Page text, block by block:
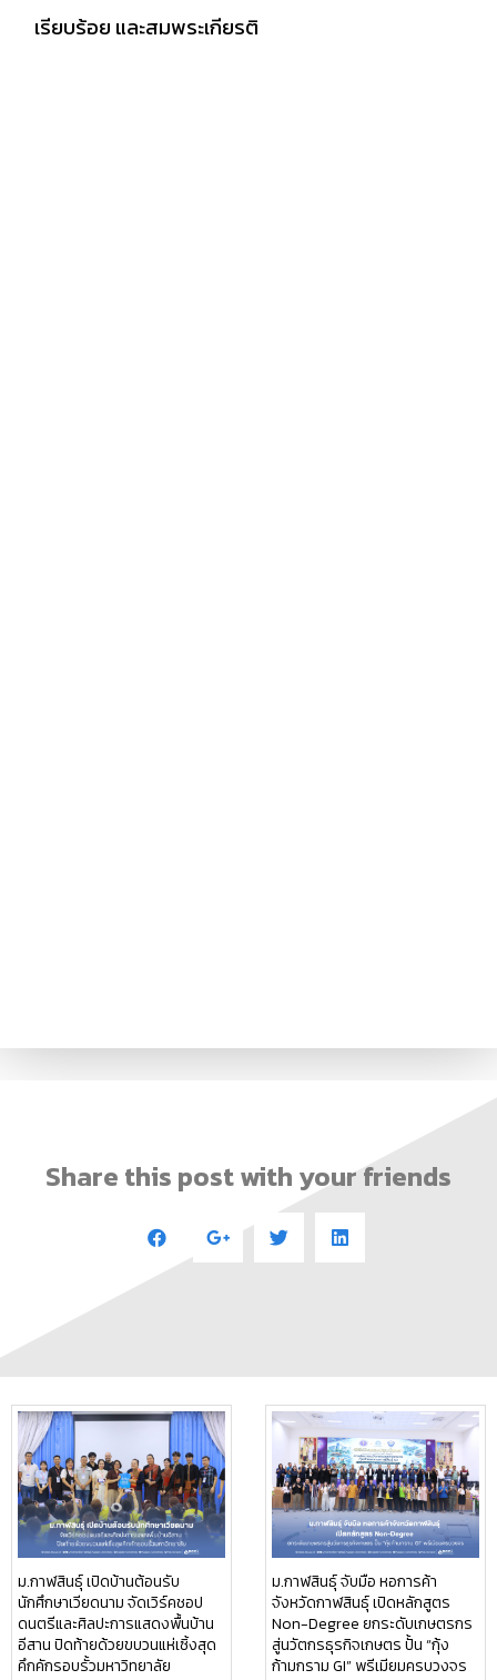
เรียบร้อย และสมพระเกียรติ
Share this post with your friends
ม.กาฬสินธุ์ เปิดบ้านต้อนรับ
นักศึกษาเวียดนาม จัดเวิร์คชอป
ดนตรีและศิลปะการแสดงพื้นบ้าน
อีสาน ปิดท้ายด้วยขบวนแห่เซิ้งสุด
คึกคักรอบรั้วมหาวิทยาลัย
ม.กาฬสินธุ์ จับมือ หอการค้า
จังหวัดกาฬสินธุ์ เปิดหลักสูตร
Non-Degree ยกระดับเกษตรกร
สู่นวัตกรธุรกิจเกษตร ปั้น “กุ้ง
ก้ามกราม GI” พรีเมียมครบวงจร